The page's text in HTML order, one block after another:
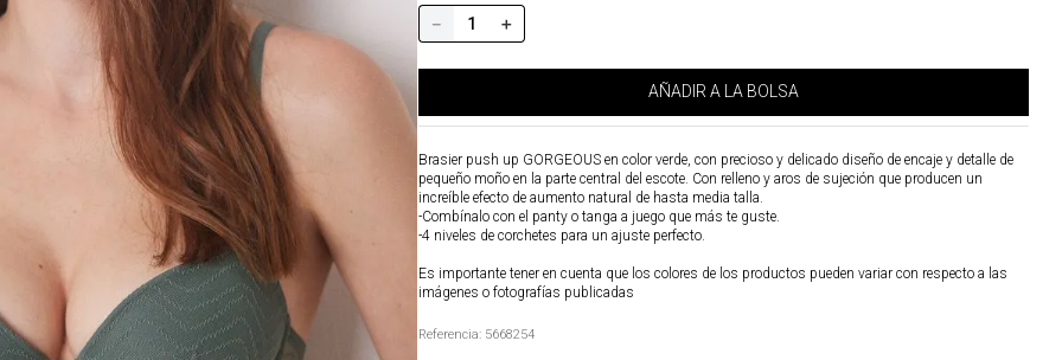
＋
－
AÑADIR A LA BOLSA
Brasier push up GORGEOUS en color verde, con precioso y delicado diseño de encaje y detalle de
pequeño moño en la parte central del escote. Con relleno y aros de sujeción que producen un
increíble efecto de aumento natural de hasta media talla.
-Combínalo con el panty o tanga a juego que más te guste.
-4 niveles de corchetes para un ajuste perfecto.
Es importante tener en cuenta que los colores de los productos pueden variar con respecto a las
imágenes o fotografías publicadas
Referencia: 5668254